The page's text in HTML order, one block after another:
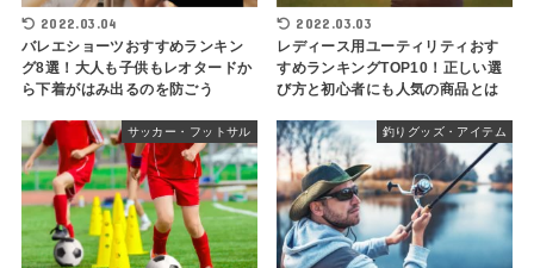
2022.03.04
バレエショーツおすすめランキン
グ8選！大人も子供もレオタードか
ら下着がはみ出るのを防ごう
2022.03.03
レディース用ユーティリティおす
すめランキングTOP10！正しい選
び方と初心者にも人気の商品とは
サッカー・フットサル 釣りグッズ・アイテム